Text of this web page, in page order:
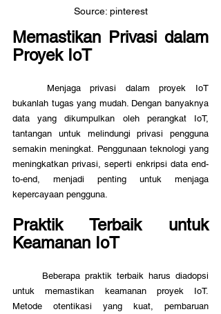
Source: pinterest
Memastikan Privasi dalam
Proyek IoT
bukanlah tugas yang mudah. Dengan banyaknya
data yang dikumpulkan oleh perangkat IoT,
tantangan untuk melindungi privasi pengguna
semakin meningkat. Penggunaan teknologi yang
meningkatkan privasi, seperti enkripsi data end-
to-end, menjadi penting untuk menjaga
kepercayaan pengguna.
Praktik Terbaik untuk
Keamanan IoT
untuk memastikan keamanan proyek IoT.
Metode otentikasi yang kuat, pembaruan